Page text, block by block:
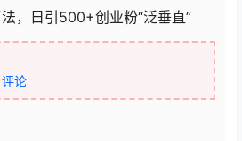
，日引500+创业粉“泛垂直”
评论